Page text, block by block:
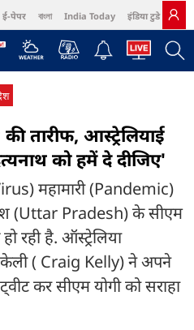
ई-पेपर বাংলা India Today इंडिया टुडे हिंदी
Harper's Bazaar Northeast
तारीफ, आस्ट्रेलियाई
को हमें दे दीजिए'
महामारी (Pandemic)
(Uttar Pradesh) के सीएम
रही है. ऑस्ट्रेलिया
( Craig Kelly) ने अपने
कर सीएम योगी को सराहा